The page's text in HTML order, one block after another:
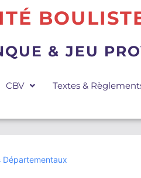
& JEU
CBV Textes &
Départementaux